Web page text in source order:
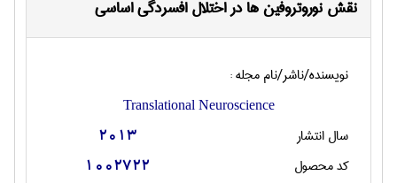
نقش نوروتروفین ها در اختلال افسردگی اساسی
نویسنده/ناشر/نام مجله :
Translational Neuroscience
سال انتشار 2013
کد محصول 1002722